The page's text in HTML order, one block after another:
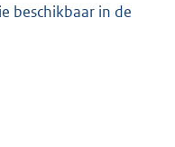
:
beschikbaar in de